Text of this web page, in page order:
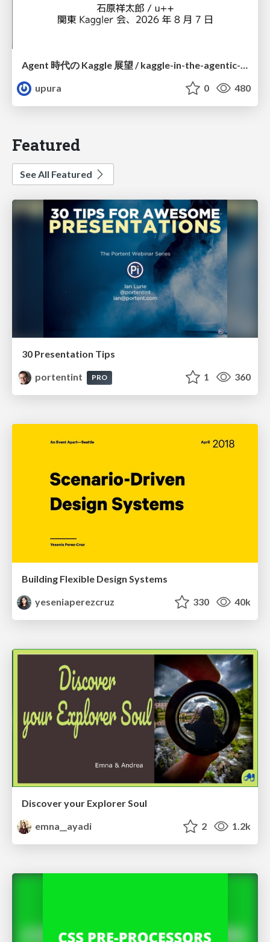
Agent 時代の Kaggle 展望 / kaggle-in-the-agentic-era
upura
0 480
Featured
See All Featured
30 Presentation Tips
portentint
PRO 1 360
Building Flexible Design Systems
yeseniaperezcruz
330 40k
Discover your Explorer Soul
emna__ayadi
2 1.2k